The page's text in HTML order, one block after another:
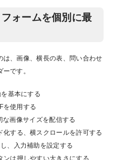
ォームを個別に最
は、画像、横長の表、問い合わせ
です。
基本にする
を使用する
画像サイズを配信する
化する、横スクロールを許可する
、入力補助を設定する
ンは押しやすい大きさにする